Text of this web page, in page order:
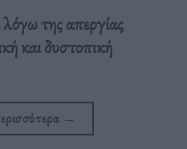
της απεργίας
και δυστοπική
→